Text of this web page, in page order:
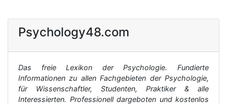
Psychology48.com
Das freie Lexikon der Psychologie. Fundierte
Informationen zu allen Fachgebieten der Psychologie,
für Wissenschaftler, Studenten, Praktiker & alle
Interessierten. Professionell dargeboten und kostenlos